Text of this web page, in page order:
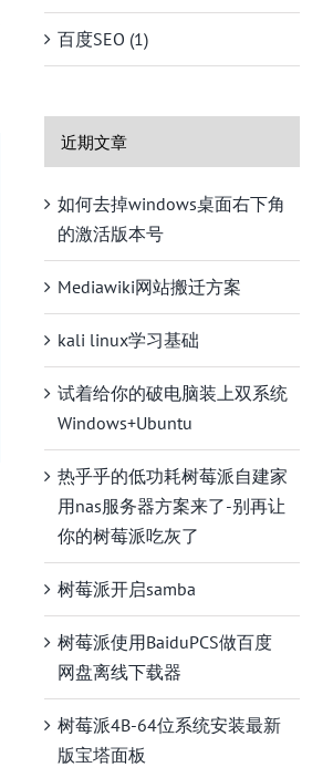
百度SEO (1)
近期文章
如何去掉windows桌面右下角
的激活版本号
Mediawiki网站搬迁方案
kali linux学习基础
试着给你的破电脑装上双系统
Windows+Ubuntu
热乎乎的低功耗树莓派自建家
用nas服务器方案来了-别再让
你的树莓派吃灰了
树莓派开启samba
树莓派使用BaiduPCS做百度
网盘离线下载器
树莓派4B-64位系统安装最新
版宝塔面板